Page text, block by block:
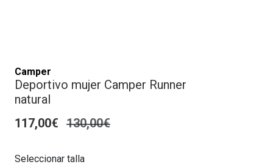
Camper
Deportivo mujer Camper Runner
natural
117,00€ 130,00€
Seleccionar talla